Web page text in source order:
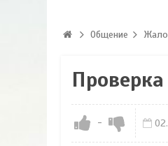
Общение
-